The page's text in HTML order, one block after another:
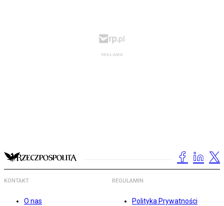
KONTAKT
O nas
REGULAMIN
Polityka Prywatności